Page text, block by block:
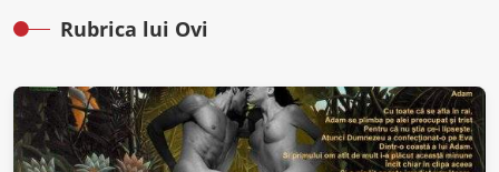
Rubrica lui Ovi